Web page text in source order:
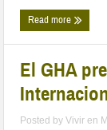
Read more
El GHA
Posted byVivir en